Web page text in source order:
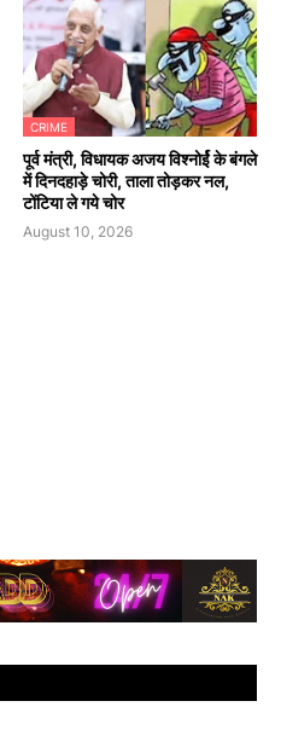
CRIME
पूर्व मंत्री, विधायक अजय विश्नोर्ई के बंगले
में दिनदहाड़े चोरी, ताला तोड़कर नल,
टोंटिया ले गये चोर
August 10, 2026